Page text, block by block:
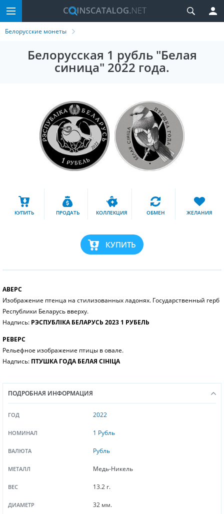
Белорусские монеты
Белорусская 1 рубль "Белая
синица" 2022 года.
КУПИТЬ ПРОДАТЬ КОЛЛЕКЦИЯ ОБМЕН ЖЕЛАНИЯ
КУПИТЬ
АВЕРС
Изображение птенца на стилизованных ладонях. Государственный герб
Республики Беларусь вверху.
Надпись: РЭСПУБЛІКА БЕЛАРУСЬ 2023 1 РУБЕЛЬ
РЕВЕРС
Рельефное изображение птицы в овале.
Надпись: ПТУШКА ГОДА БЕЛАЯ СІНІЦА
ПОДРОБНАЯ ИНФОРМАЦИЯ
ГОД 2022
НОМИНАЛ 1 Рубль
ВАЛЮТА Рубль
МЕТАЛЛ Медь-Никель
ВЕС 13.2 г.
ДИАМЕТР 32 мм.